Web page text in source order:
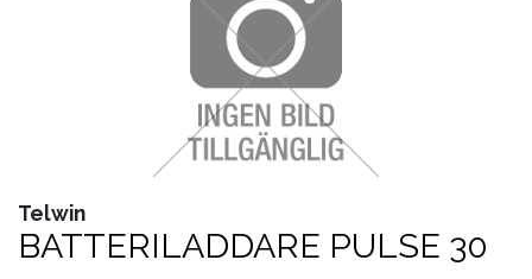
FORDONSVERKTYG SPECIFIKA
FORDONSVERKTYG UNIVERSAL
Telwin
BATTERILADDARE PULSE 30